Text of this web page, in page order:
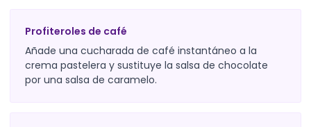
Profiteroles de café
Añade una cucharada de café instantáneo a la
crema pastelera y sustituye la salsa de chocolate
por una salsa de caramelo.